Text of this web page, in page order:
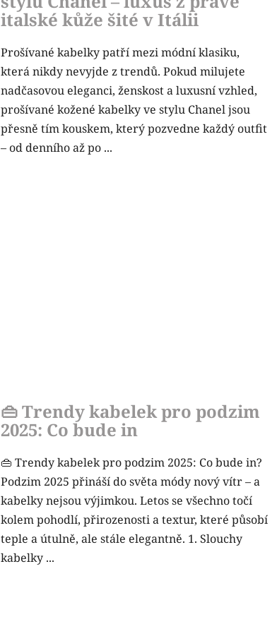
italské kůže šité v Itálii
Prošívané kabelky patří mezi módní klasiku,
která nikdy nevyjde z trendů. Pokud milujete
nadčasovou eleganci, ženskost a luxusní vzhled,
prošívané kožené kabelky ve stylu Chanel jsou
přesně tím kouskem, který pozvedne každý outfit
– od denního až po ...
👜 Trendy kabelek pro podzim
2025: Co bude in
👜 Trendy kabelek pro podzim 2025: Co bude in?
Podzim 2025 přináší do světa módy nový vítr – a
kabelky nejsou výjimkou. Letos se všechno točí
kolem pohodlí, přirozenosti a textur, které působí
teple a útulně, ale stále elegantně. 1. Slouchy
kabelky ...